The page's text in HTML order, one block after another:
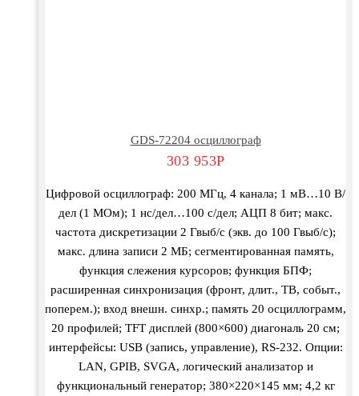
GDS-72204 осциллограф
303 953Р
Цифровой осциллограф: 200 МГц, 4 канала; 1 мВ…10 В/
дел (1 МОм); 1 нс/дел…100 с/дел; АЦП 8 бит; макс.
частота дискретизации 2 Гвыб/с (экв. до 100 Гвыб/с);
макс. длина записи 2 МБ; сегментированная память,
функция слежения курсоров; функция БПФ;
расширенная синхронизация (фронт, длит., ТВ, событ.,
поперем.); вход внешн. синхр.; память 20 осциллограмм,
20 профилей; TFT дисплей (800×600) диагональ 20 см;
интерфейсы: USB (запись, управление), RS-232. Опции:
LAN, GPIB, SVGA, логический анализатор и
функциональный генератор; 380×220×145 мм; 4,2 кг